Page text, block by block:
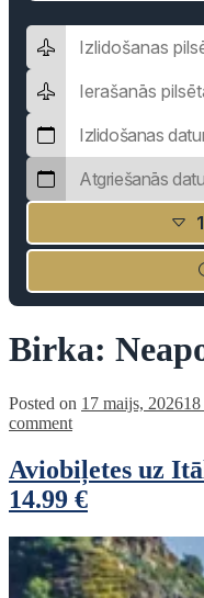
Birka:
Posted on 17 maijs, 2026
comment
Aviobiļetes uz
14.99 €